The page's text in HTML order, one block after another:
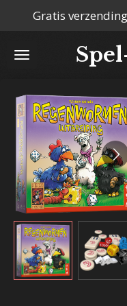
naar
hoofdinhoud
Gratis